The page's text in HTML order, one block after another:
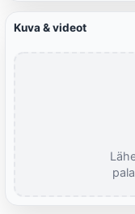
Kuva & videot